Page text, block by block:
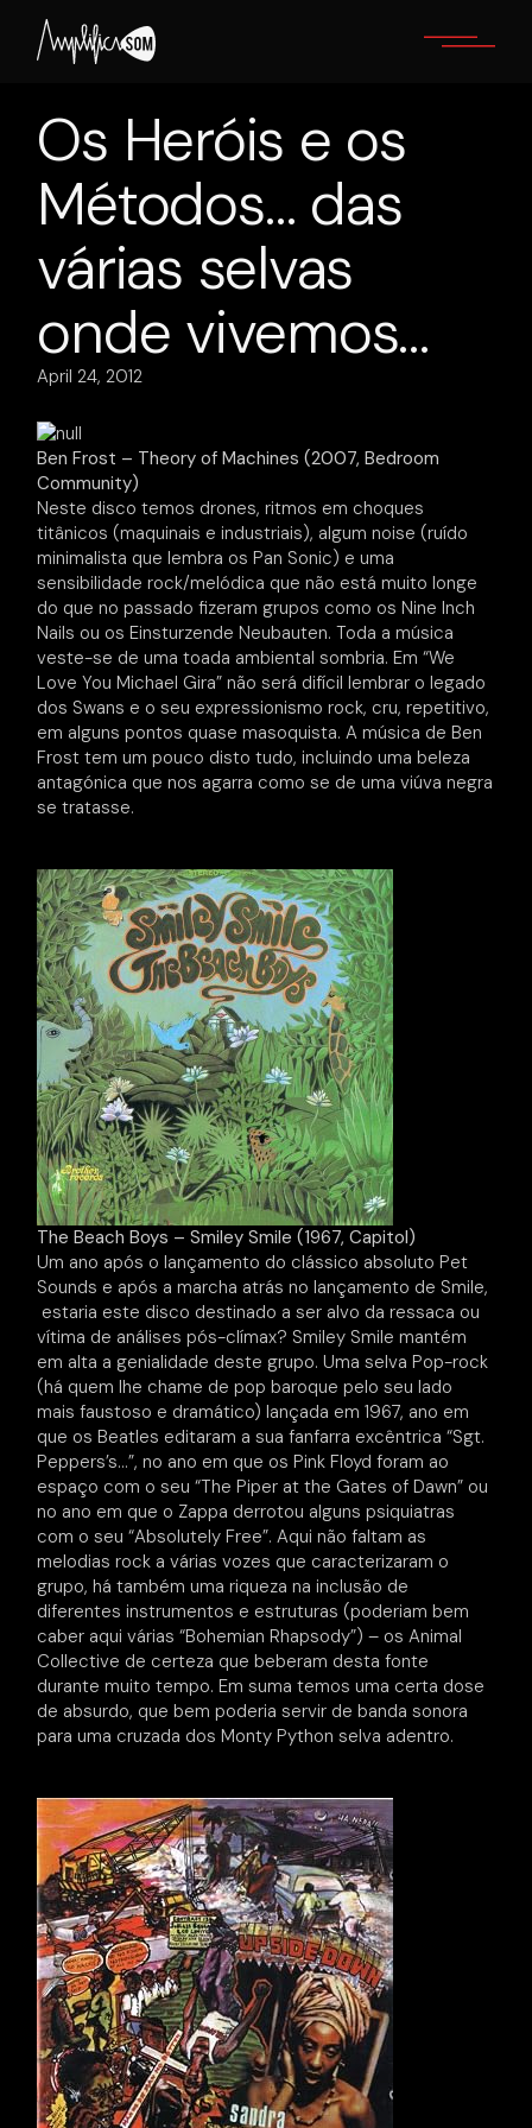
content
Os Heróis e os
Métodos… das
várias selvas
onde vivemos…
April 24, 2012
Ben Frost – Theory of Machines (2007, Bedroom
Community)
Neste disco temos drones, ritmos em choques
titânicos (maquinais e industriais), algum noise (ruído
minimalista que lembra os Pan Sonic) e uma
sensibilidade rock/melódica que não está muito longe
do que no passado fizeram grupos como os Nine Inch
Nails ou os Einsturzende Neubauten. Toda a música
veste-se de uma toada ambiental sombria. Em “We
Love You Michael Gira” não será difícil lembrar o legado
dos Swans e o seu expressionismo rock, cru, repetitivo,
em alguns pontos quase masoquista. A música de Ben
Frost tem um pouco disto tudo, incluindo uma beleza
antagónica que nos agarra como se de uma viúva negra
se tratasse.
The Beach Boys – Smiley Smile (1967, Capitol)
Um ano após o lançamento do clássico absoluto Pet
Sounds e após a marcha atrás no lançamento de Smile,
estaria este disco destinado a ser alvo da ressaca ou
vítima de análises pós-clímax? Smiley Smile mantém
em alta a genialidade deste grupo. Uma selva Pop-rock
(há quem lhe chame de pop baroque pelo seu lado
mais faustoso e dramático) lançada em 1967, ano em
que os Beatles editaram a sua fanfarra excêntrica “Sgt.
Peppers’s…”, no ano em que os Pink Floyd foram ao
espaço com o seu “The Piper at the Gates of Dawn” ou
no ano em que o Zappa derrotou alguns psiquiatras
com o seu “Absolutely Free”. Aqui não faltam as
melodias rock a várias vozes que caracterizaram o
grupo, há também uma riqueza na inclusão de
diferentes instrumentos e estruturas (poderiam bem
caber aqui várias “Bohemian Rhapsody”) – os Animal
Collective de certeza que beberam desta fonte
durante muito tempo. Em suma temos uma certa dose
de absurdo, que bem poderia servir de banda sonora
para uma cruzada dos Monty Python selva adentro.